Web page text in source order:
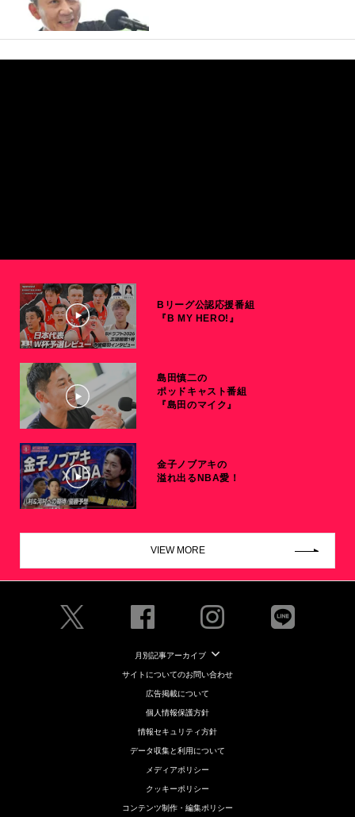
Bリーグ公認応援番組
『B MY HERO!』
島田慎二の
ポッドキャスト番組
『島田のマイク』
金子ノブアキの
溢れ出るNBA愛！
VIEW MORE
月別記事アーカイブ
サイトについてのお問い合わせ
広告掲載について
個人情報保護方針
情報セキュリティ方針
データ収集と利用について
メディアポリシー
クッキーポリシー
コンテンツ制作・編集ポリシー